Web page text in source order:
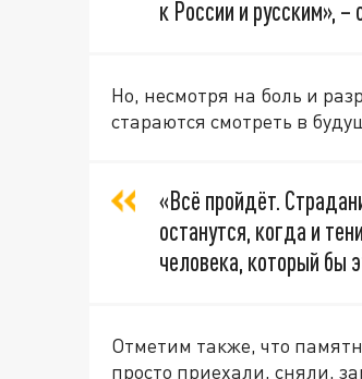
к России и русским», –
Но, несмотря на боль и
стараются смотреть в
«Всё пройдёт.
останутся, когда и
человека, который бы
Отметим также, что
просто приехали, сняли,